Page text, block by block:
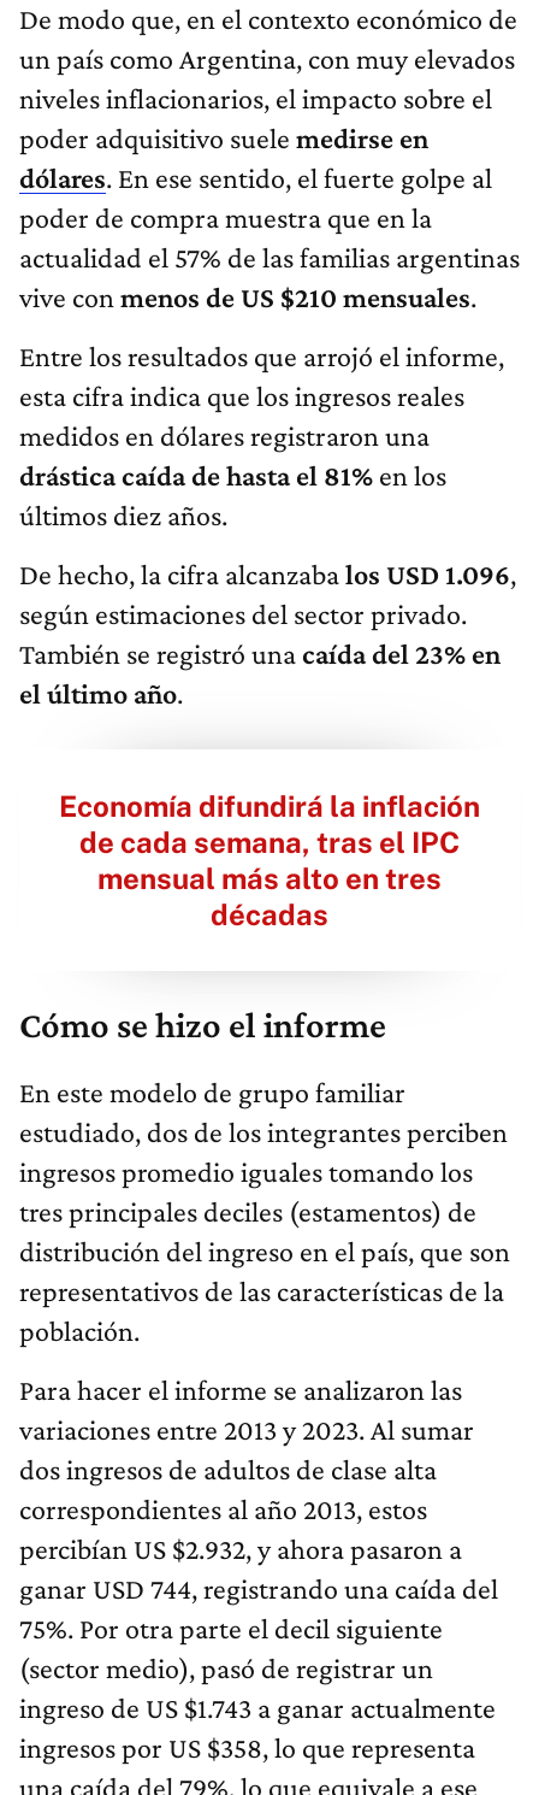
De modo que, en el contexto económico de
un país como Argentina, con muy elevados
niveles inflacionarios, el impacto sobre el
poder adquisitivo suele medirse en
dólares. En ese sentido, el fuerte golpe al
poder de compra muestra que en la
actualidad el 57% de las familias argentinas
vive con menos de US $210 mensuales.
Entre los resultados que arrojó el informe,
esta cifra indica que los ingresos reales
medidos en dólares registraron una
drástica caída de hasta el 81% en los
últimos diez años.
De hecho, la cifra alcanzabalos USD 1.096,
según estimaciones del sector privado.
También se registró unacaída del 23% en
el último año.
Economía difundirá la inflación
de cada semana, tras el IPC
mensual más alto en tres
décadas
Cómo se hizo el informe
En este modelo de grupo familiar
estudiado, dos de los integrantes perciben
ingresos promedio iguales tomando los
tres principales deciles (estamentos) de
distribución del ingreso en el país, que son
representativos de las características de la
población.
Para hacer el informe se analizaron las
variaciones entre 2013 y 2023. Al sumar
dos ingresos de adultos de clase alta
correspondientes al año 2013, estos
percibían US $2.932, y ahora pasaron a
ganar USD 744, registrando una caída del
75%. Por otra parte el decil siguiente
(sector medio), pasó de registrar un
ingreso de US $1.743 a ganar actualmente
ingresos por US $358, lo que representa
una caída del 79%, lo que equivale a ese